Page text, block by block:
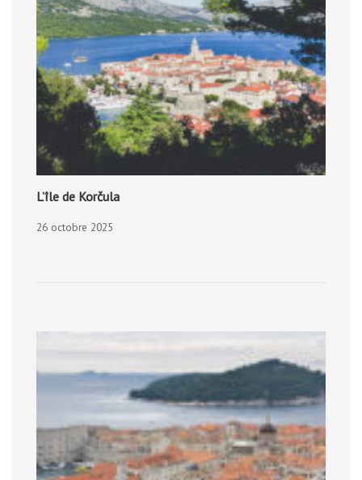
L’île de Korčula
26 octobre 2025